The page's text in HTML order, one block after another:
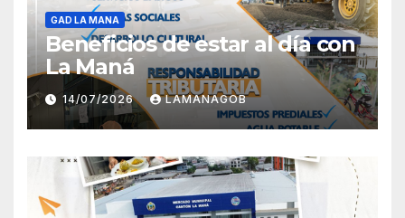
GAD LA MANA
Beneficios de estar al día con
La Maná
14/07/2026 LAMANAGOB